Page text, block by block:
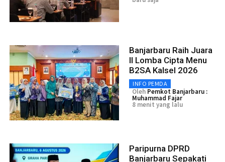
Banjarbaru Raih Juara
II Lomba Cipta Menu
B2SA Kalsel 2026
INFO PEMDA
Oleh Pemkot Banjarbaru :
Muhammad Fajar
8 menit yang lalu
Paripurna DPRD
Banjarbaru Sepakati